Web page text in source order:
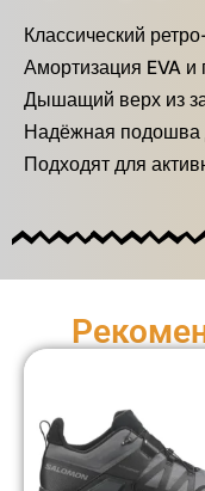
Классический
Амортизация EVA и
Дышащий верх из
Надёжная подошва
Подходят для